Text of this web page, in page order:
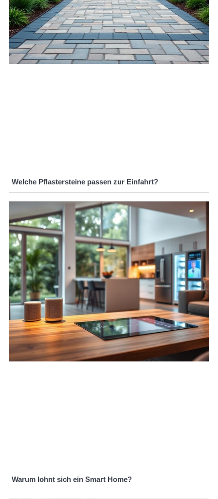
Welche Pflastersteine passen zur Einfahrt?
Warum lohnt sich ein Smart Home?